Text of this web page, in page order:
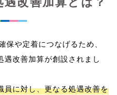
保や定着につなげるため、
遇改善加算が創設されまし
員に対し、更なる処遇改善を